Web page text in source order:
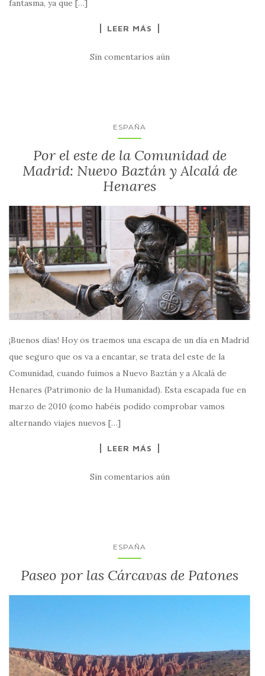
fantasma, ya que […]
LEER MÁS
Sin comentarios aún
ESPAÑA
Por el este de la Comunidad de
Madrid: Nuevo Baztán y Alcalá de
Henares
¡Buenos días! Hoy os traemos una escapa de un día en Madrid
que seguro que os va a encantar, se trata del este de la
Comunidad, cuando fuimos a Nuevo Baztán y a Alcalá de
Henares (Patrimonio de la Humanidad). Esta escapada fue en
marzo de 2010 (como habéis podido comprobar vamos
alternando viajes nuevos […]
LEER MÁS
Sin comentarios aún
ESPAÑA
Paseo por las Cárcavas de Patones